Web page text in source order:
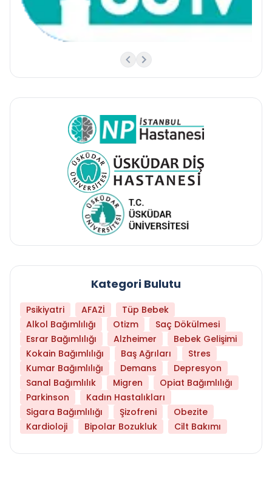
Kategori Bulutu
Psikiyatri AFAZİ
Tüp Bebek
Alkol Bağımlılığı
Otizm
Saç Dökülmesi
Esrar Bağımlılığı
Alzheimer
Bebek Gelişimi
Kokain Bağımlılığı
Baş Ağrıları
Stres
Kumar Bağımlılığı
Demans
Depresyon
Sanal Bağımlılık
Migren
Opiat Bağımlılığı
Parkinson
Kadın Hastalıkları
Sigara Bağımlılığı
Şizofreni
Obezite
Kardioloji
Bipolar Bozukluk Cilt Bakımı